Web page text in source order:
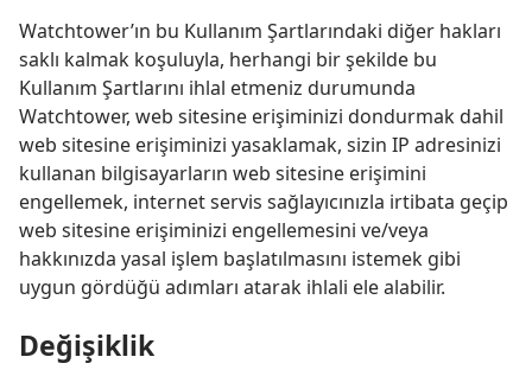
Watchtower’ın bu Kullanım Şartlarındaki diğer hakları
saklı kalmak koşuluyla, herhangi bir şekilde bu
Kullanım Şartlarını ihlal etmeniz durumunda
Watchtower, web sitesine erişiminizi dondurmak dahil
web sitesine erişiminizi yasaklamak, sizin IP adresinizi
kullanan bilgisayarların web sitesine erişimini
engellemek, internet servis sağlayıcınızla irtibata geçip
web sitesine erişiminizi engellemesini ve/​veya
hakkınızda yasal işlem başlatılmasını istemek gibi
uygun gördüğü adımları atarak ihlali ele alabilir.
Değişiklik